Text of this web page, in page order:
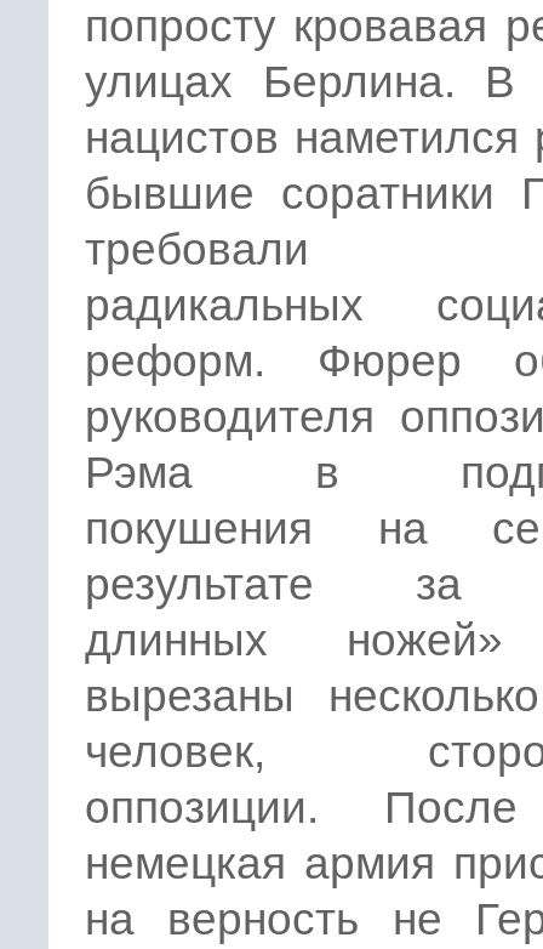
попросту кровавая
улицах Берлина. В
нацистов наметился
бывшие соратники
требовали
радикальных
реформ. Фюрер
руководителя
Рэма в
покушения на
результате за
длинных
вырезаны
человек,
оппозиции. После
немецкая армия
на верность не